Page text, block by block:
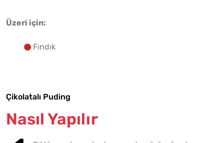
Üzeri için:
Fındık
Çikolatalı Puding
Nasıl Yapılır